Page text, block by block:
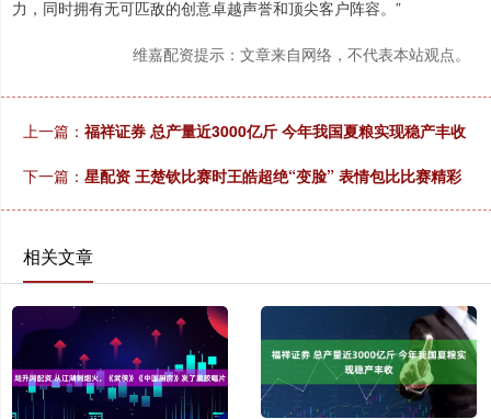
力，同时拥有无可匹敌的创意卓越声誉和顶尖客户阵容。”
维嘉配资提示：文章来自网络，不代表本站观点。
上一篇： 福祥证券 总产量近3000亿斤 今年我国夏粮实现稳产丰收
下一篇： 星配资 王楚钦比赛时王皓超绝“变脸” 表情包比比赛精彩
相关文章